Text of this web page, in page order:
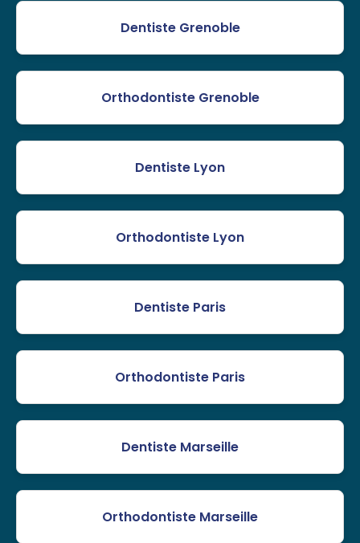
Dentiste Grenoble
Orthodontiste Grenoble
Dentiste Lyon
Orthodontiste Lyon
Dentiste Paris
Orthodontiste Paris
Dentiste Marseille
Orthodontiste Marseille